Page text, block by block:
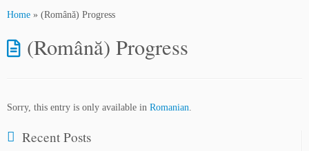
Home » (Română) Progress
(Română) Progress
Sorry, this entry is only available in Romanian.
Recent Posts